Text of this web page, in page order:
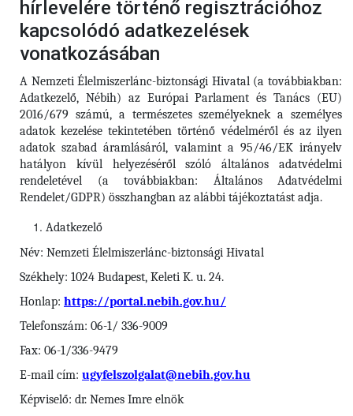
hírlevelére történő regisztrációhoz
kapcsolódó adatkezelések
vonatkozásában
A Nemzeti Élelmiszerlánc-biztonsági Hivatal (a továbbiakban:
Adatkezelő, Nébih) az Európai Parlament és Tanács (EU)
2016/679 számú, a természetes személyeknek a személyes
adatok kezelése tekintetében történő védelméről és az ilyen
adatok szabad áramlásáról, valamint a 95/46/EK irányelv
hatályon kívül helyezéséről szóló általános adatvédelmi
rendeletével (a továbbiakban: Általános Adatvédelmi
Rendelet/GDPR) összhangban az alábbi tájékoztatást adja.
Adatkezelő
Név: Nemzeti Élelmiszerlánc-biztonsági Hivatal
Székhely: 1024 Budapest, Keleti K. u. 24.
Honlap: https://portal.nebih.gov.hu/
Telefonszám: 06-1/ 336-9009
Fax: 06-1/336-9479
E-mail cím: ugyfelszolgalat@nebih.gov.hu
Képviselő: dr. Nemes Imre elnök